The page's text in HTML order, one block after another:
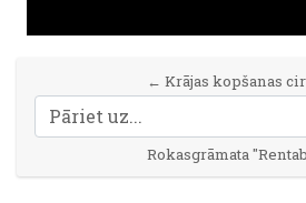
Pāriet uz...